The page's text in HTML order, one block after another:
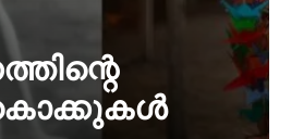
കൊക്കുകൾ